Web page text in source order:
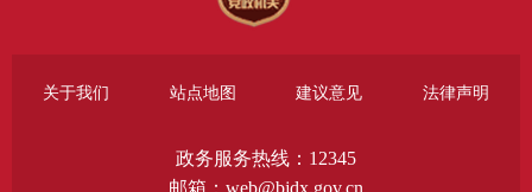
关于我们 站点地图 建议意见 法律声明
政务服务热线：12345
邮箱：web@bjdx.gov.cn